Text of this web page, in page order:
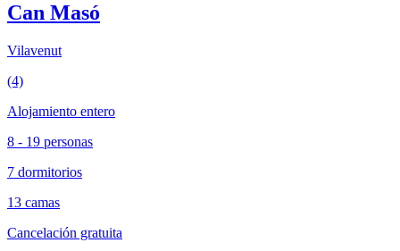
Can Masó
Vilavenut
(4)
Alojamiento entero
8 - 19 personas
7 dormitorios
13 camas
Cancelación gratuita